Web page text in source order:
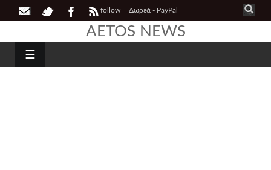
follow Δωρεά - PayPal
AETOS NEWS
☰